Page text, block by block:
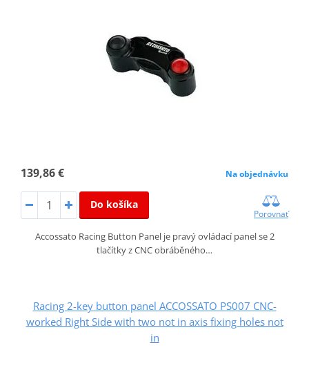
139,86 € Na objednávku
Do košíka
Porovnať
Accossato Racing Button Panel je pravý ovládací panel se 2
tlačítky z CNC obráběného…
Racing 2-key button panel ACCOSSATO PS007 CNC-
worked Right Side with two not in axis fixing holes not
in